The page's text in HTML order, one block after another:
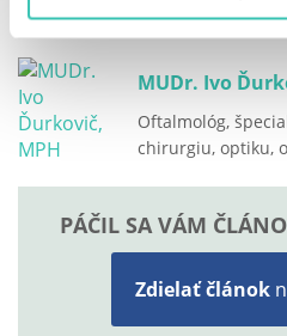
Medicínsky recenzent
MUDr. Ivo
Oftalmológ,
chirurgiu, optiku,
PÁČIL SA VÁM
Zdielať článok